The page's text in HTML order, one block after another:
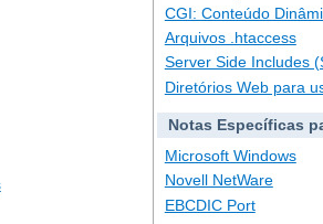
CGI: Conteúdo
Arquivos .htaccess
Server Side Includes
Diretórios Web para
Notas Específicas
Microsoft Windows
Novell NetWare
EBCDIC Port